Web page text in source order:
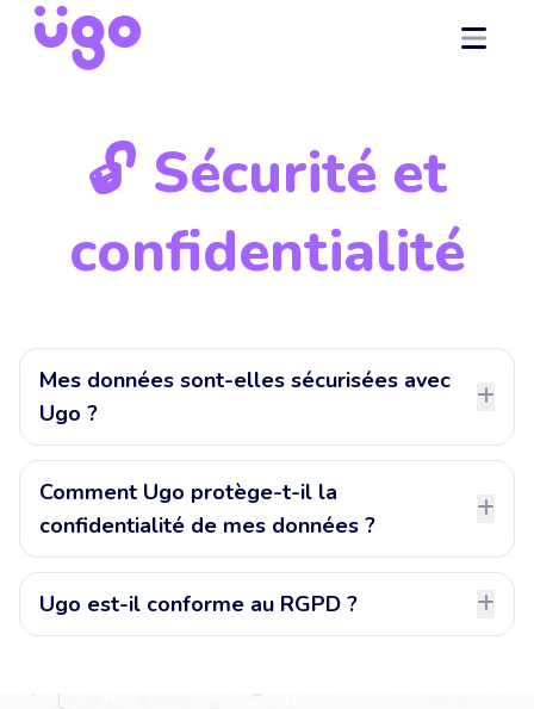
🔓 Sécurité et
confidentialité
Mes données sont-elles sécurisées avec
Ugo ?
Comment Ugo protège-t-il la
confidentialité de mes données ?
Ugo est-il conforme au RGPD ?